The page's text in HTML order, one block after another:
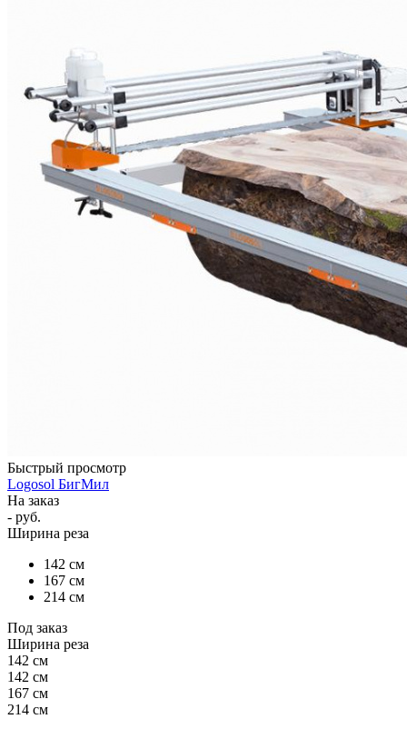
Быстрый просмотр
Logosol БигМил
На заказ
- руб.
Ширина реза
142 см
167 см
214 см
Под заказ
Ширина реза
142 см
142 см
167 см
214 см